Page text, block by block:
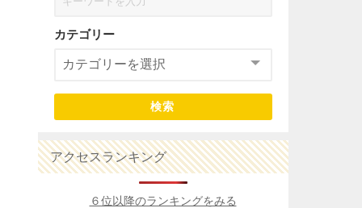
カテゴリー
検索
アクセスランキング
６位以降のランキングをみる